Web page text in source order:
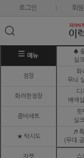
로그인 회
메뉴
♠
실
정장
화
무늬
화려한정장
디
배색
콤비세트
핫
실
★ 턱시도
♬
(무대.
자켓 스